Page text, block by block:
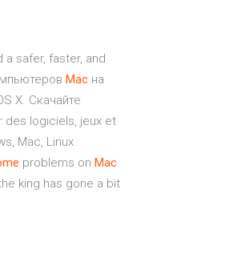
safer, faster, and
Mac на
X. Cкачайте
des logiciels, jeux et
Mac, Linux.
problems on Mac
king has gone a bit